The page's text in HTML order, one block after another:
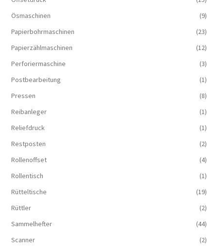
Ösmaschinen
(9)
Papierbohrmaschinen
(23)
Papierzählmaschinen
(12)
Perforiermaschine
(3)
Postbearbeitung
(1)
Pressen
(8)
Reibanleger
(1)
Reliefdruck
(1)
Restposten
(2)
Rollenoffset
(4)
Rollentisch
(1)
Rütteltische
(19)
Rüttler
(2)
Sammelhefter
(44)
Scanner
(2)